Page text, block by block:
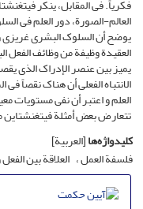
فکریاً. فی المقابل، ینکر
العالم-الصورة، دور العلم فی
یوضح أن السلوک البشری غریزی و
العقیدة وظیفة من وظائف الفعل
یمیز بین عنصر الإدراک الذی
الانتباه الفعلی أن هناک نقصاً
العلم و اعتبر أن نفی مستویات
تتعارض بعض أمثلة فیتغنشتاین
کلیدواژه‌ها[العربیة]
فلسفة العمل العلاقة بین